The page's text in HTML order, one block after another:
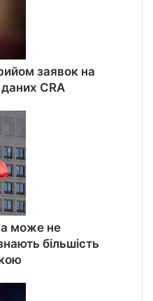
заявок на
CRA
може не
більшість